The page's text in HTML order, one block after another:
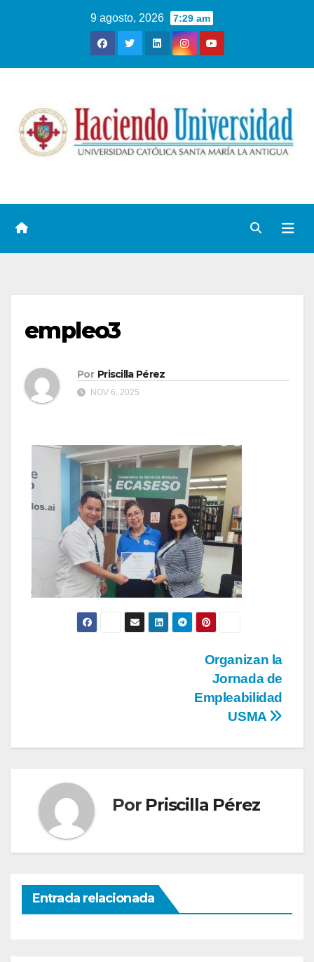
9 agosto, 2026 7:29 am
empleo3
Por Priscilla Pérez
NOV 6, 2025
Organizan la
Jornada de
Empleabilidad
USMA
Por Priscilla Pérez
Entrada relacionada